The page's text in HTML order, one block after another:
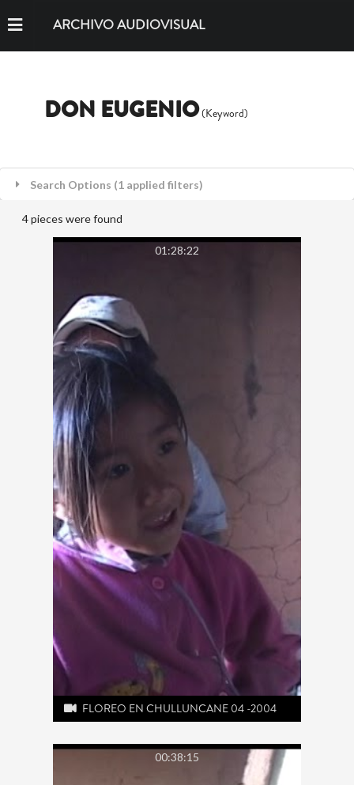
ARCHIVO AUDIOVISUAL
DON EUGENIO(Keyword)
Search Options (1 applied filters)
4 pieces were found
01:28:22
FLOREO EN CHULLUNCANE 04 -2004
00:38:15